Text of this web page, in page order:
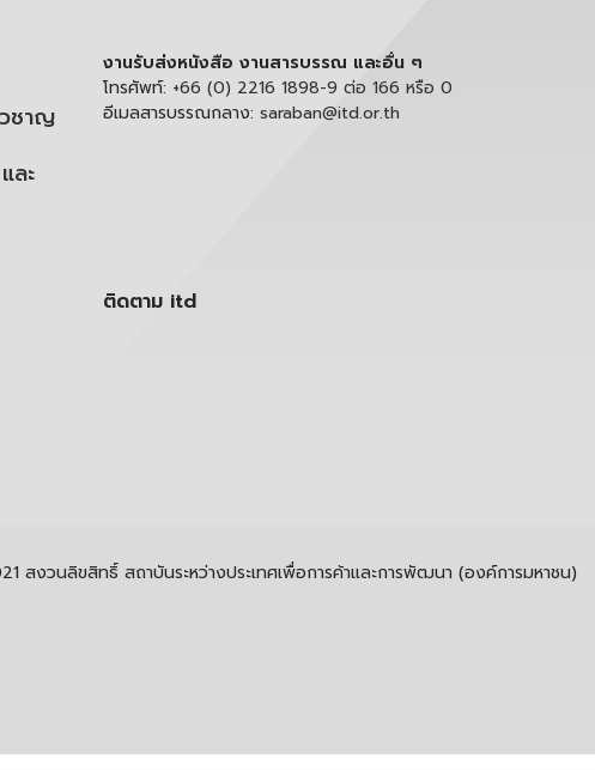
ชาญ
ละ
งานรับส่งหนังสือ งานสารบรรณ และอื่น ๆ
โทรศัพท์: +66 (0) 2216 1898-9 ต่อ 166 หรือ 0
อีเมลสารบรรณกลาง: saraban@itd.or.th
ติดตาม itd
สงวนลิขสิทธิ์ สถาบันระหว่างประเทศเพื่อการค้าและการพัฒนา (องค์การมหาชน)